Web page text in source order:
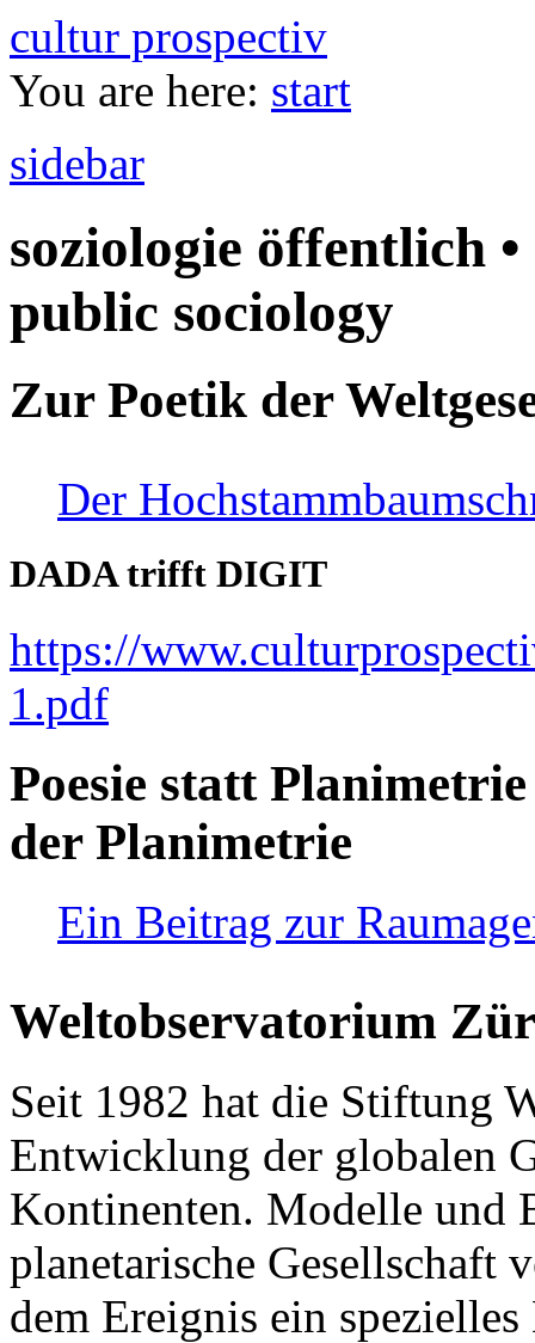
cultur prospectiv
You are here: start
sidebar
soziologie öffentlich
public sociology
Zur Poetik der
Der
DADA trifft DIGIT
https://
1.pdf
Poesie statt
der Planimetrie
Ein Beitrag zur
Weltobservatorium
Seit 1982 hat die Stiftung
Entwicklung der globalen
Kontinenten. Modelle und
planetarische Gesellschaft
dem Ereignis ein